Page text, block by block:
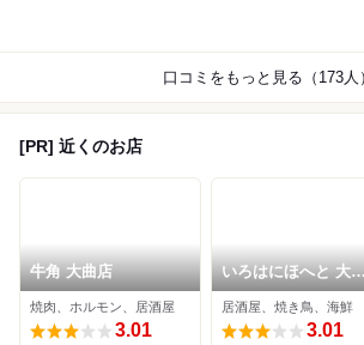
口コミをもっと見る（173人）
[PR] 近くのお店
牛角 大曲店
焼肉、ホルモン、居酒屋
3.01
いろはにほへと 大
駅前店
居酒屋、焼き鳥、海鮮
3.01